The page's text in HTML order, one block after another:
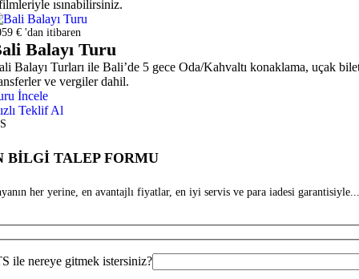
ısınabilirsiniz.
€ 'dan itibaren
Balayı Turu
Balayı Turları ile Bali’de 5 gece Oda/Kahvaltı konaklama, uçak
ve vergiler dahil.
İncele
Teklif Al
BİLGİ TALEP FORMU
her yerine, en avantajlı fiyatlar, en iyi servis ve para iadesi
ile nereye gitmek istersiniz?